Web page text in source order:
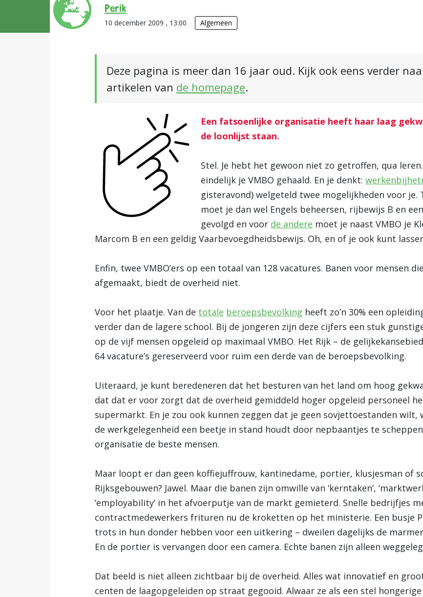
Perik
10 december 2009 , 13:00 Algemeen
Deze pagina is meer dan 16 jaar oud. Kijk ook eens verder
artikelen van de homepage.
Een fatsoenlijke organisatie heeft haar laag
de loonlijst staan.
Stel. Je hebt het gewoon niet zo getroffen, qua
eindelijk je VMBO gehaald. En je denkt:
gisteravond) welgeteld twee mogelijkheden voor je.
moet je dan wel Engels beheersen, rijbewijs B en
gevolgd en voor de andere moet je naast VMBO je
Marcom B en een geldig Vaarbevoegdheidsbewijs. Oh, en of je ook kunt
Enfin, twee VMBO’ers op een totaal van 128 vacatures. Banen voor mensen
afgemaakt, biedt de overheid niet.
Voor het plaatje. Van de totale beroepsbevolking heeft zo’n 30% een
verder dan de lagere school. Bij de jongeren zijn deze cijfers een stuk
op de vijf mensen opgeleid op maximaal VMBO. Het Rijk – de
64 vacature’s gereserveerd voor ruim een derde van de beroepsbevolking.
Uiteraard, je kunt beredeneren dat het besturen van het land om hoog
dat dat er voor zorgt dat de overheid gemiddeld hoger opgeleid personeel
supermarkt. En je zou ook kunnen zeggen dat je geen sovjettoestanden
de werkgelegenheid een beetje in stand houdt door nepbaantjes te
organisatie de beste mensen.
Maar loopt er dan geen koffiejuffrouw, kantinedame, portier, klusjesman of
Rijksgebouwen? Jawel. Maar die banen zijn omwille van ‘kerntaken’,
‘employability’ in het afvoerputje van de markt gemieterd. Snelle bedrijfjes
contractmedewerkers frituren nu de kroketten op het ministerie. Een busje
trots in hun donder hebben voor een uitkering – dweilen dagelijks de
En de portier is vervangen door een camera. Echte banen zijn alleen
Dat beeld is niet alleen zichtbaar bij de overheid. Alles wat innovatief en
centen de laagopgeleiden op straat gegooid. Alwaar ze als een stel